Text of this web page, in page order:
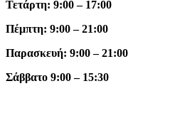
Τετάρτη: 9:00 – 17:00
Πέμπτη: 9:00 – 21:00
Παρασκευή: 9:00 – 21:00
Σάββατο 9:00 – 15:30